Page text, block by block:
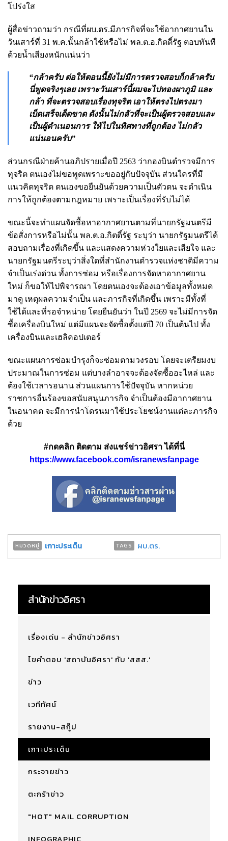
โปร่งใส
ผู้สื่อข่าวถามว่า กรณีที่ผบ.ตร.มีภารกิจที่จะใช้อากาศยานใน
วันเสาร์ที่ 31 พ.ค.นั้นกล้าใช้หรือไม่ พล.ต.อ.กิตติ์รัฐ ตอบทันที
ด้วยน้ำเสียงหนักแน่นว่า
“กล้าครับ ต่อให้ตอนนี้ยังไม่มีการตรวจสอบก็กล้าครับ
นี่พูดจริงๆเลย เพราะวันเสาร์นี้ผมจะไปทองผาภูมิ และ
กล้า ที่จะตรวจสอบเรื่องทุจริต เอาให้ตรงไปตรงมา
เบ็ดเสร็จเด็ดขาด ดังนั้นไม่กลัวที่จะเป็นผู้ตรวจสอบและ
เป็นผู้ดำเนอนการ ให้ไปในทิศทางที่ถูกต้อง ไม่กลัว
แน่นอนครับ”
ส่วนกรณีฝ่ายค้านอภิปรายเมื่อปี 2563 ว่ากองบินตำรวจมีการ
ทุจริต ตนเองไม่ขอพูดเพราะขออยู่กับปัจจุบัน ส่วนใครที่มี
แนวคิดทุจริต ตนเองขอยืนยันด้วยความเป็นตัวตน จะดำเนิน
การให้ถูกต้องตามกฎหมาย เพราะเป็นเรื่องที่รับไม่ได้
ขณะนี้จะทำแผนจัดซื้อหาอากาศยานตามที่นายกรัฐมนตรีมี
ข้อสั่งการหรือไม่นั้น พล.ต.อ.กิตติ์รัฐ ระบุว่า นายกรัฐมนตรีได้
สอบถามเรื่องที่เกิดขึ้น และแสดงความห่วงใยและเสียใจ และ
นายกรัฐมนตรีระบุว่าสิ่งใดที่สำนักงานตำรวจแห่งชาติมีความ
จำเป็นเร่งด่วน ทั้งการซ่อม หรือเรื่องการจัดหาอากาศยาน
ใหม่ ก็ขอให้ไปพิจารณา โดยตนเองจะต้องเอาข้อมูลทั้งหมด
มาดู เหตุผลความจำเป็น และภารกิจที่เกิดขึ้น เพราะมีทั้งที่
ใช้ได้และที่รอจำหน่าย โดยยืนยันว่า ในปี 2569 จะไม่มีการจัด
ซื้อเครื่องบินใหม่ แต่มีแผนจะจัดซื้อตั้งแต่ปี 70 เป็นต้นไป ทั้ง
เครื่องบินและเฮลิคอปเตอร์
ขณะแผนการซ่อมบำรุงก็จะซ่อมตามวงรอบ โดยจะเตรียมงบ
ประมาณในการซ่อม แต่บางลำอาจจะต้องจัดซื้ออะไหล่ และ
ต้องใช้เวลารอนาน ส่วนแผนการใช้ปัจจุบัน หากหน่วย
ราชการอื่นร้องขอสนับสนุนภารกิจ จำเป็นต้องมีอากาศยาน
ในอนาคต จะมีการนำโดรนมาใช้ประโยชน์งานแต่ละภารกิจ
ด้วย
#กดคลิก ติดตาม ส่งแชร์ข่าวอิศรา ได้ที่นี่
https://www.facebook.com/isranewsfanpage
หมวดหมู่ เกาะประเด็น TAGS ผบ.ตร.
สำนักข่าวอิศรา
เรื่องเด่น - สำนักข่าวอิศรา
ไขคำตอบ 'สถาบันอิศรา' กับ 'สสส.'
ข่าว
เวทีทัศน์
รายงาน-สกู๊ป
เกาะประเด็น
กระจายข่าว
ตะกร้าข่าว
"HOT" MAIL CORRUPTION
INFOGRAPHIC